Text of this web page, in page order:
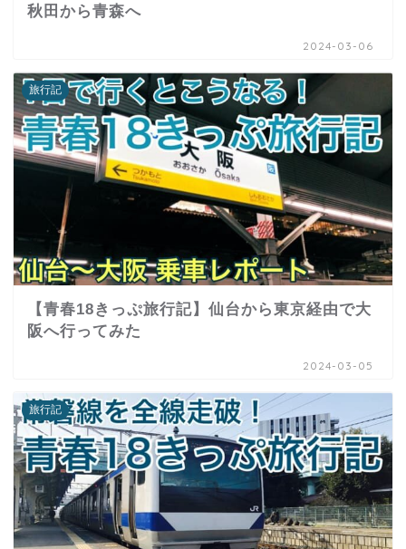
秋田から青森へ
2024-03-06
旅行記
【青春18きっぷ旅行記】仙台から東京経由で大
阪へ行ってみた
2024-03-05
旅行記